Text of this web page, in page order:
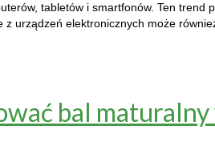
tabletów i smartfonów. Ten
z urządzeń elektronicznych może
bal